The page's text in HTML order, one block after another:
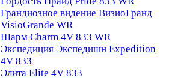
Грандиозное видение ВизиоГранд
VisioGrande WR
Шарм Charm 4V 833 WR
Экспедиция Экспедишн Expedition
4V 833
Элита Elite 4V 833